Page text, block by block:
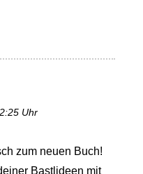
Uhr
zum neuen Buch!
Bastlideen mit